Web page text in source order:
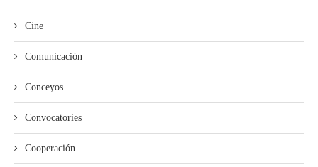
Cine
Comunicación
Conceyos
Convocatories
Cooperación